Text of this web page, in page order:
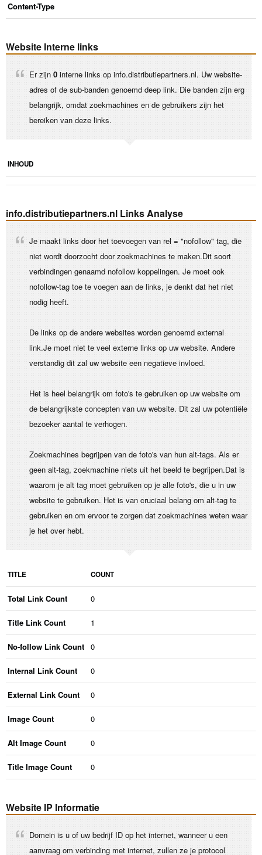
Content-Type
Website Interne links
Er zijn 0 interne links op info.distributiepartners.nl. Uw website-
adres of de sub-banden genoemd deep link. Die banden zijn erg
belangrijk, omdat zoekmachines en de gebruikers zijn het
bereiken van deze links.
INHOUD
info.distributiepartners.nl Links Analyse
Je maakt links door het toevoegen van rel = "nofollow" tag, die
niet wordt doorzocht door zoekmachines te maken.Dit soort
verbindingen genaamd nofollow koppelingen. Je moet ook
nofollow-tag toe te voegen aan de links, je denkt dat het niet
nodig heeft.
De links op de andere websites worden genoemd external
link.Je moet niet te veel externe links op uw website. Andere
verstandig dit zal uw website een negatieve invloed.
Het is heel belangrijk om foto's te gebruiken op uw website om
de belangrijkste concepten van uw website. Dit zal uw potentiële
bezoeker aantal te verhogen.
Zoekmachines begrijpen van de foto's van hun alt-tags. Als er
geen alt-tag, zoekmachine niets uit het beeld te begrijpen.Dat is
waarom je alt tag moet gebruiken op je alle foto's, die u in uw
website te gebruiken. Het is van cruciaal belang om alt-tag te
gebruiken en om ervoor te zorgen dat zoekmachines weten waar
je het over hebt.
TITLE COUNT
Total Link Count 0
Title Link Count 1
No-follow Link Count 0
Internal Link Count 0
External Link Count 0
Image Count 0
Alt Image Count 0
Title Image Count 0
Website IP Informatie
Domein is u of uw bedrijf ID op het internet, wanneer u een
aanvraag om verbinding met internet, zullen ze je protocol